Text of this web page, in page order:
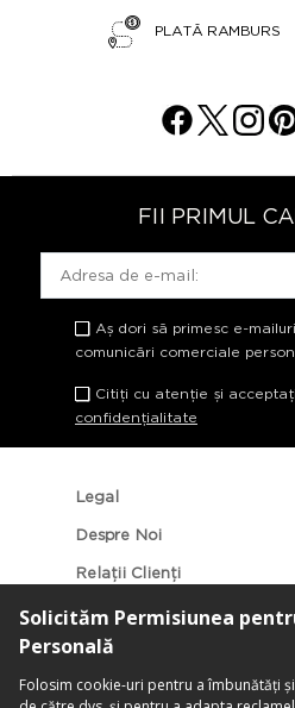
PLATĂ RAMBURS
FII PRIMUL
Aș dori să primesc e-
comunicări comerciale
Citiți cu atenție și acceptați
confidențialitate
Legal
Despre Noi
Relații Clienți
Categorii Populare
Localizarea Magazinelor